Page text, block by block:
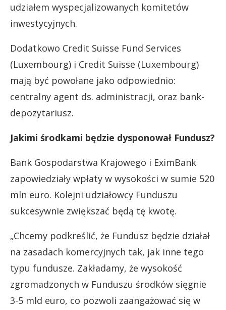
udziałem wyspecjalizowanych komitetów
inwestycyjnych.
Dodatkowo Credit Suisse Fund Services
(Luxembourg) i Credit Suisse (Luxembourg)
mają być powołane jako odpowiednio:
centralny agent ds. administracji, oraz bank-
depozytariusz.
Jakimi środkami będzie dysponował Fundusz?
Bank Gospodarstwa Krajowego i EximBank
zapowiedziały wpłaty w wysokości w sumie 520
mln euro. Kolejni udziałowcy Funduszu
sukcesywnie zwiększać będą tę kwotę.
„Chcemy podkreślić, że Fundusz będzie działał
na zasadach komercyjnych tak, jak inne tego
typu fundusze. Zakładamy, że wysokość
zgromadzonych w Funduszu środków sięgnie
3-5 mld euro, co pozwoli zaangażować się w